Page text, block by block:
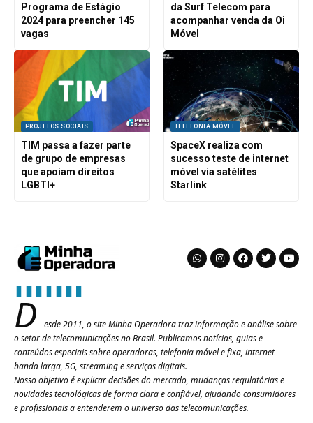
Programa de Estágio
2024 para preencher 145
vagas
da Surf Telecom para
acompanhar venda da Oi
Móvel
PROJETOS SOCIAIS
TIM passa a fazer parte
de grupo de empresas
que apoiam direitos
LGBTI+
TELEFONIA MÓVEL
SpaceX realiza com
sucesso teste de internet
móvel via satélites
Starlink
D
esde 2011, o site Minha Operadora traz informação e análise sobre
o setor de telecomunicações no Brasil. Publicamos notícias, guias e
conteúdos especiais sobre operadoras, telefonia móvel e fixa, internet
banda larga, 5G, streaming e serviços digitais.
Nosso objetivo é explicar decisões do mercado, mudanças regulatórias e
novidades tecnológicas de forma clara e confiável, ajudando consumidores
e profissionais a entenderem o universo das telecomunicações.